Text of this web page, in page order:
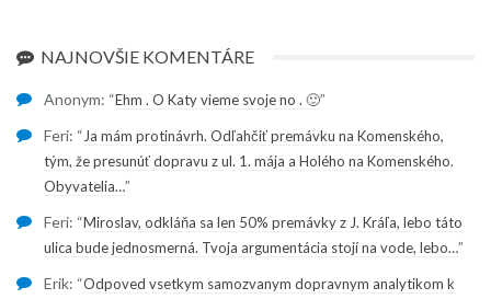
NAJNOVŠIE KOMENTÁRE
Anonym: “Ehm . O Katy vieme svoje no . 🙂”
Feri: “Ja mám protinávrh. Odľahčiť premávku na Komenského,
tým, že presunúť dopravu z ul. 1. mája a Holého na Komenského.
Obyvatelia…”
Feri: “Miroslav, odkláňa sa len 50% premávky z J. Kráľa, lebo táto
ulica bude jednosmerná. Tvoja argumentácia stojí na vode, lebo…”
Erik: “Odpoved vsetkym samozvanym dopravnym analytikom k